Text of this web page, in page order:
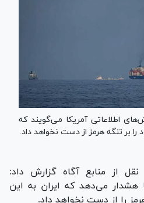
اطلاعاتی آمریکا می‌گویند که
را بر تنگه هرمز از دست نخواهد داد.
نقل از منابع آگاه گزارش داد:
هشدار می‌دهد که ایران به این
را از دست نخواهد داد.